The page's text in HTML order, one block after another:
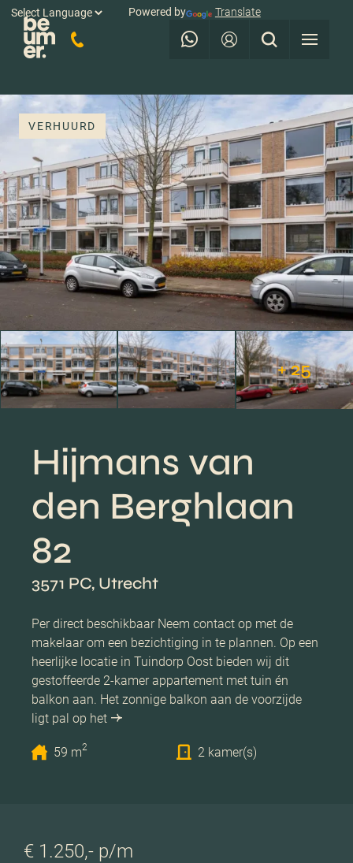
Powered by Translate
VERHUURD
+ 25
Hijmans van
den Berghlaan
82
3571 PC, Utrecht
Per direct beschikbaar Neem contact op met de
makelaar om een bezichtiging in te plannen. Op een
heerlijke locatie in Tuindorp Oost bieden wij dit
gestoffeerde 2-kamer appartement met tuin én
balkon aan. Het zonnige balkon aan de voorzijde
ligt pal op het
59 m2 2 kamer(s)
€ 1.250,- p/m